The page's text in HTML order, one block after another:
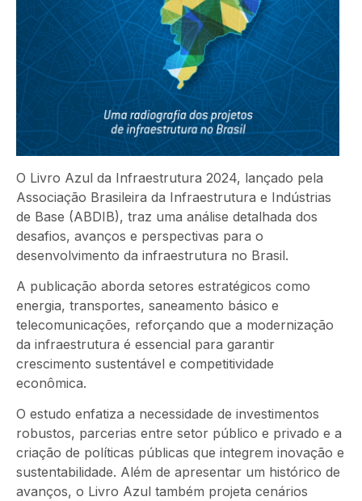
O Livro Azul da Infraestrutura 2024, lançado pela
Associação Brasileira da Infraestrutura e Indústrias
de Base (ABDIB), traz uma análise detalhada dos
desafios, avanços e perspectivas para o
desenvolvimento da infraestrutura no Brasil.
A publicação aborda setores estratégicos como
energia, transportes, saneamento básico e
telecomunicações, reforçando que a modernização
da infraestrutura é essencial para garantir
crescimento sustentável e competitividade
econômica.
O estudo enfatiza a necessidade de investimentos
robustos, parcerias entre setor público e privado e a
criação de políticas públicas que integrem inovação e
sustentabilidade. Além de apresentar um histórico de
avanços, o Livro Azul também projeta cenários